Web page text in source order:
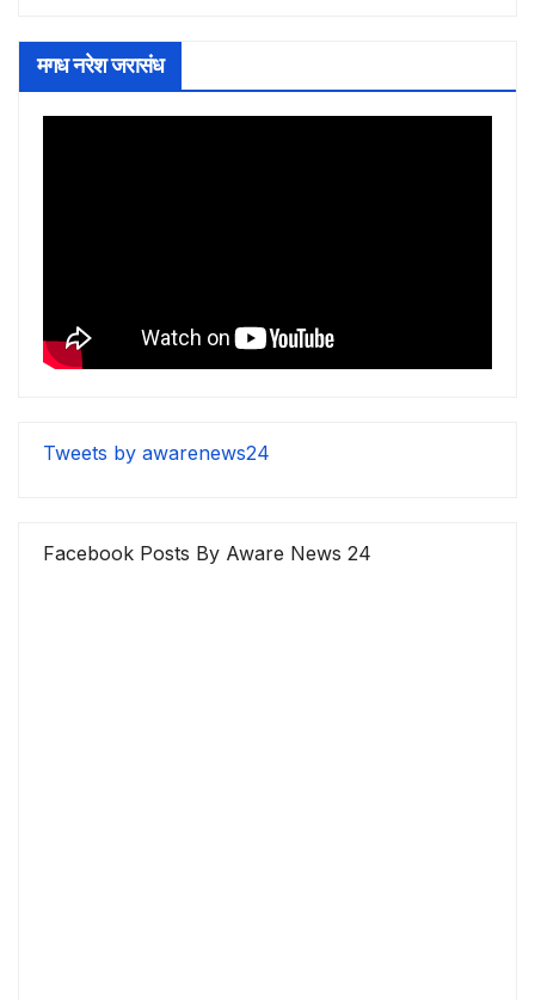
मगध नरेश जरासंध
Tweets by awarenews24
Facebook Posts By Aware News 24